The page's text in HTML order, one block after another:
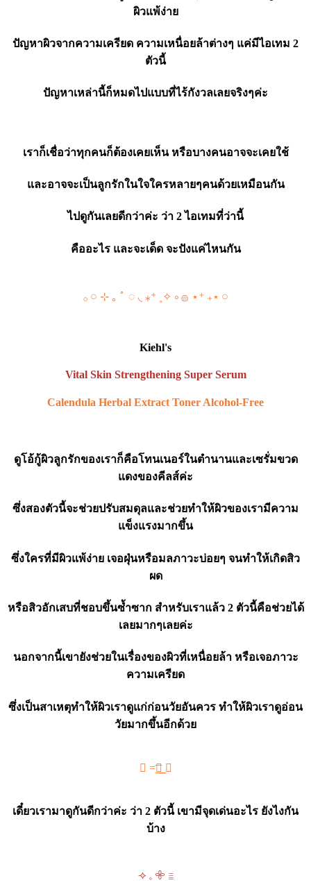
ผิวแพ้ง่าย
ปัญหาผิวจากความเครียด ความเหนื่อยล้าต่างๆ แค่มีไอเทม 2
ตัวนี้
ปัญหาเหล่านี้ก็หมดไปแบบที่ไร้กังวลเลยจริงๆค่ะ
เราก็เชื่อว่าทุกคนก็ต้องเคยเห็น หรือบางคนอาจจะเคยใช้
และอาจจะเป็นลูกรักในใจใครหลายๆคนด้วยเหมือนกัน
ไปดูกันเลยดีกว่าค่ะ ว่า 2 ไอเทมที่ว่านี้
คืออะไร และจะเด็ด จะปังแค่ไหนกัน
𓂂 𓏸 ⊹ ｡ ﾟ ◌ ◟ ⁎⁺ ˳✧ ༚ 𓐍 ⋆⁺ ₊⋆ 𓏸
Kiehl's
Vital Skin Strengthening Super Serum
Calendula Herbal Extract Toner Alcohol-Free
ดูโอ้กู้ผิวลูกรักของเราก็คือโทนเนอร์ในตำนานและเซรั่มขวด
แดงของคีลส์ค่ะ
ซึ่งสองตัวนี้จะช่วยปรับสมดุลและช่วยทำให้ผิวของเรามีความ
แข็งแรงมากขึ้น
ซึ่งใครที่มีผิวแพ้ง่าย เจอฝุ่นหรือมลภาวะบ่อยๆ จนทำให้เกิดสิว
ผด
หรือสิวอักเสบที่ชอบขึ้นซ้ำซาก สำหรับเราแล้ว 2 ตัวนี้คือช่วยได้
เลยมากๆเลยค่ะ
นอกจากนี้เขายังช่วยในเรื่องของผิวที่เหนื่อยล้า หรือเจอภาวะ
ความเครียด
ซึ่งเป็นสาเหตุทำให้ผิวเราดูแก่ก่อนวัยอันควร ทำให้ผิวเราดูอ่อน
วัยมากขึ้นอีกด้วย
✦ =͟͞􁽑͟ 􂾺
เดี๋ยวเรามาดูกันดีกว่าค่ะ ว่า 2 ตัวนี้ เขามีจุดเด่นอะไร ยังไงกัน
บ้าง
⟢ 𓈒 𖧷 𓐇